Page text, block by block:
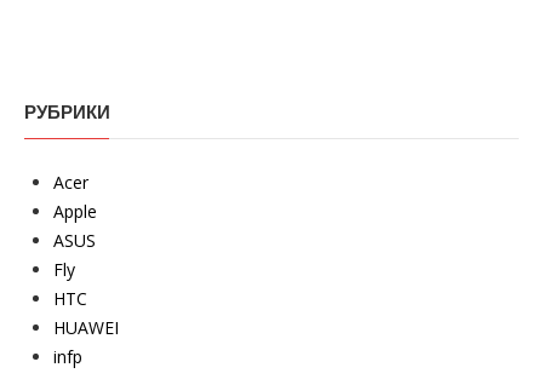
РУБРИКИ
Acer
Apple
ASUS
Fly
HTC
HUAWEI
infp